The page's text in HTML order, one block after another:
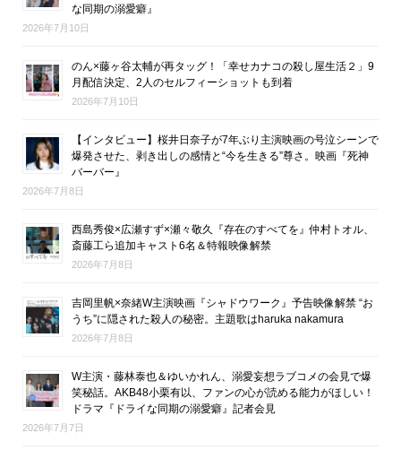
な同期の溺愛癖』
2026年7月10日
のん×藤ヶ谷太輔が再タッグ！「幸せカナコの殺し屋生活２」9
月配信決定、2人のセルフィーショットも到着
2026年7月10日
【インタビュー】桜井日奈子が7年ぶり主演映画の号泣シーンで
爆発させた、剥き出しの感情と“今を生きる”尊さ。映画『死神
バーバー』
2026年7月8日
西島秀俊×広瀬すず×瀬々敬久『存在のすべてを』仲村トオル、
斎藤工ら追加キャスト6名＆特報映像解禁
2026年7月8日
吉岡里帆×奈緒W主演映画『シャドウワーク』予告映像解禁 “お
うち”に隠された殺人の秘密。主題歌はharuka nakamura
2026年7月8日
W主演・藤林泰也＆ゆいかれん、溺愛妄想ラブコメの会見で爆
笑秘話。AKB48小栗有以、ファンの心が読める能力がほしい！
ドラマ『ドライな同期の溺愛癖』記者会見
2026年7月7日